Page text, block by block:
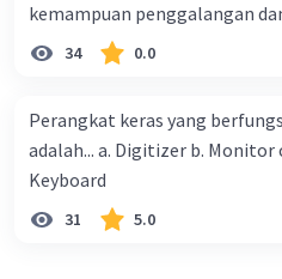
kemampuan penggalangan
makin tinggi c. pemahaman
kepada masyarakat masih
bencana e. kepercayaan
mampu mengatasi bencana
34 0.0
Perangkat keras yang
adalah... a. Digitizer b. Monitor
Keyboard
31 5.0